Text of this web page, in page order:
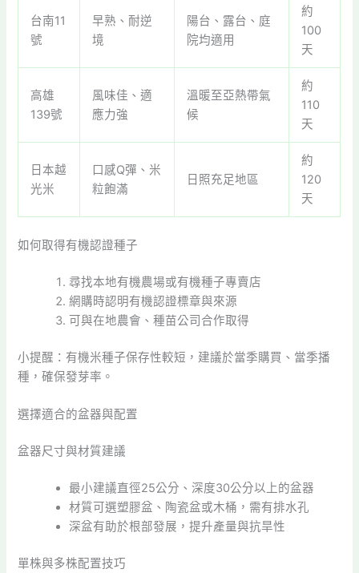
台南11
號
早熟、耐逆
境
陽台、露台、庭
院均適用
約
100
天
高雄
139號
風味佳、適
應力強
溫暖至亞熱帶氣
候
約
110
天
日本越
光米
口感Q彈、米
粒飽滿
日照充足地區
約
120
天
如何取得有機認證種子
尋找本地有機農場或有機種子專賣店
網購時認明有機認證標章與來源
可與在地農會、種苗公司合作取得
小提醒：有機米種子保存性較短，建議於當季購買、當季播
種，確保發芽率。
選擇適合的盆器與配置
盆器尺寸與材質建議
最小建議直徑25公分、深度30公分以上的盆器
材質可選塑膠盆、陶瓷盆或木桶，需有排水孔
深盆有助於根部發展，提升產量與抗旱性
單株與多株配置技巧